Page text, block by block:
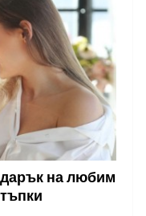
на любим